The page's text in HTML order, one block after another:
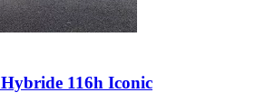
Hybride 116h Iconic